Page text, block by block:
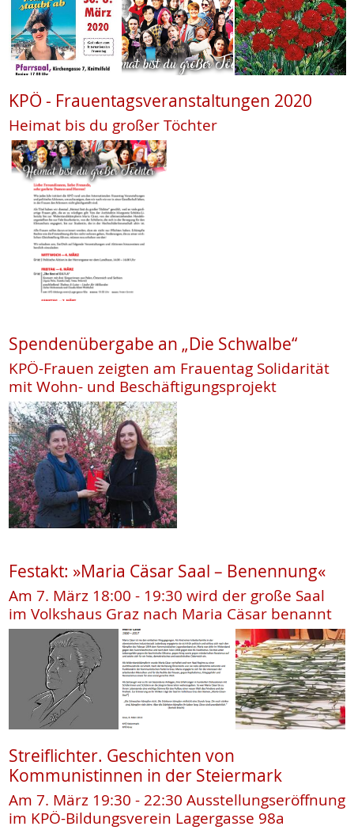
KPÖ - Frauentagsveranstaltungen 2020
Heimat bis du großer Töchter
Spendenübergabe an „Die Schwalbe“
KPÖ-Frauen zeigten am Frauentag Solidarität
mit Wohn- und Beschäftigungsprojekt
Festakt: »Maria Cäsar Saal – Benennung«
Am 7. März 18:00 - 19:30 wird der große Saal
im Volkshaus Graz nach Maria Cäsar benannt
Streiflichter. Geschichten von
Kommunistinnen in der Steiermark
Am 7. März 19:30 - 22:30 Ausstellungseröffnung
im KPÖ-Bildungsverein Lagergasse 98a